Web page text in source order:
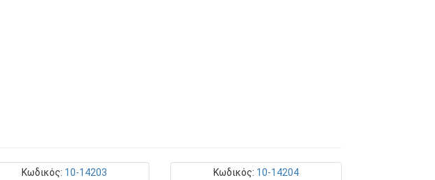
Κωδικός: 10-14203
Κωδικός: 10-14204